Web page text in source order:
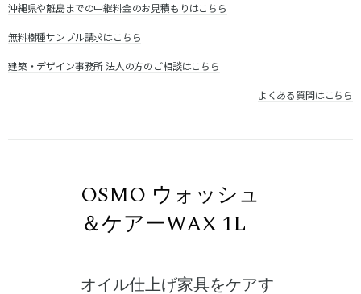
沖縄県や離島までの中継料金のお見積もりはこちら
無料樹種サンプル請求はこちら
建築・デザイン事務所 法人の方のご相談はこちら
よくある質問はこちら
OSMO ウォッシュ
＆ケアーWAX 1L
オイル仕上げ家具をケアす